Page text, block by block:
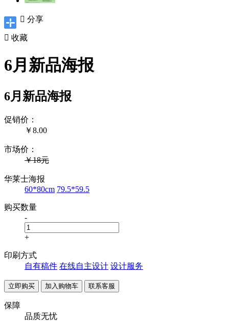
 分享
 收藏
6月新品海报
6月新品海报
促销价：
￥8.00
市场价：
￥18元
华莱士海报
60*80cm 79.5*59.5
购买数量
-
+
印刷方式
自有稿件 在线自主设计 设计服务
联系客服
保障
品质无忧